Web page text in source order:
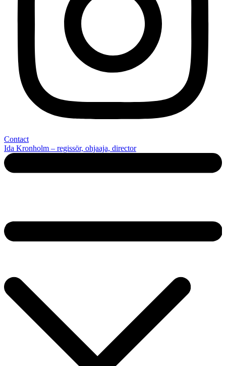
Contact
Ida Kronholm – regissör, ohjaaja, director